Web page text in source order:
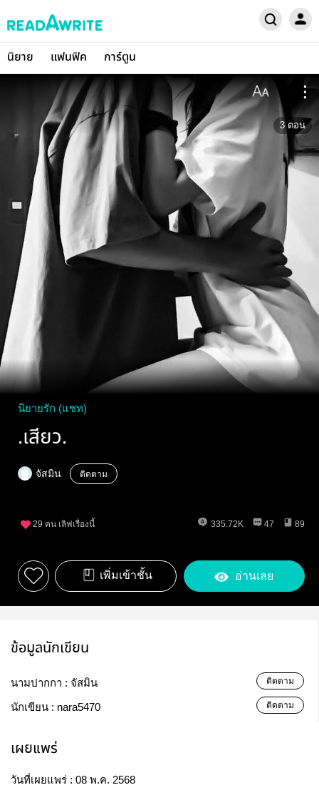
นิยาย แฟนฟิค การ์ตูน
3 ตอน
นิยายรัก (แชท)
.เสียว.
จัสมิน ติดตาม
29 คน เลิฟเรื่องนี้ 335.72K 47 89
เพิ่มเข้าชั้น อ่านเลย
ข้อมูลนักเขียน
นามปากกา : จัสมิน ติดตาม
นักเขียน : nara5470 ติดตาม
เผยแพร่
วันที่เผยแพร่ : 08 พ.ค. 2568